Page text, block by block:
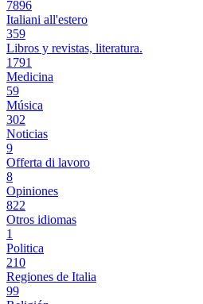
7896
Italiani all'estero
359
Libros y revistas, literatura.
1791
Medicina
59
Música
302
Noticias
9
Offerta di lavoro
8
Opiniones
822
Otros idiomas
1
Politica
210
Regiones de Italia
99